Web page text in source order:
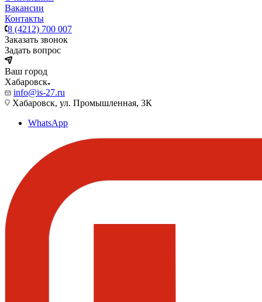
Вакансии
Контакты
8 (4212) 700 007
Заказать звонок
Задать вопрос
Ваш город
Хабаровск
info@is-27.ru
Хабаровск, ул. Промышленная, 3К
WhatsApp